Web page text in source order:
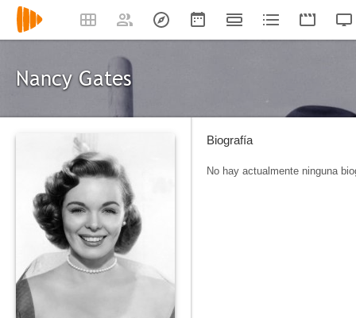
Nancy Gates
Biografía
No hay actualmente ninguna